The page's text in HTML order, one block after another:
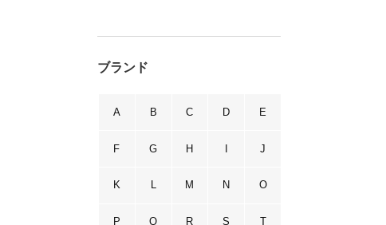
ブランド
A B C D E
F G H I J
K L M N O
P Q R S T